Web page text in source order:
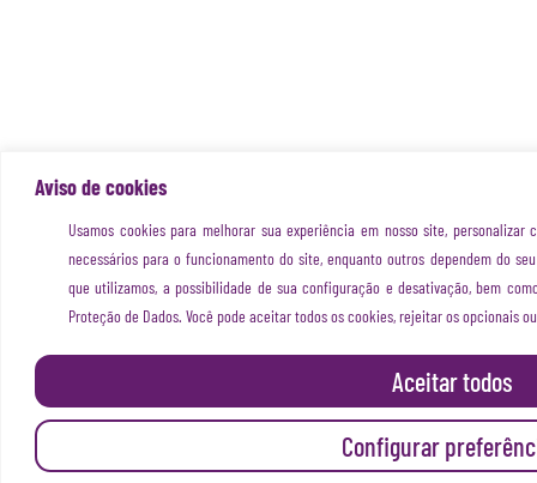
Aviso de cookies
Usamos cookies para melhorar sua experiência em nosso site,
necessários para o funcionamento do site, enquanto outros dependem do
que utilizamos, a possibilidade de sua configuração e desativação, bem
Proteção de Dados. Você pode aceitar todos os cookies, rejeitar os opcionais
Configurar
Aceitar todos